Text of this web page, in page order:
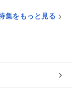
集をもっと見る